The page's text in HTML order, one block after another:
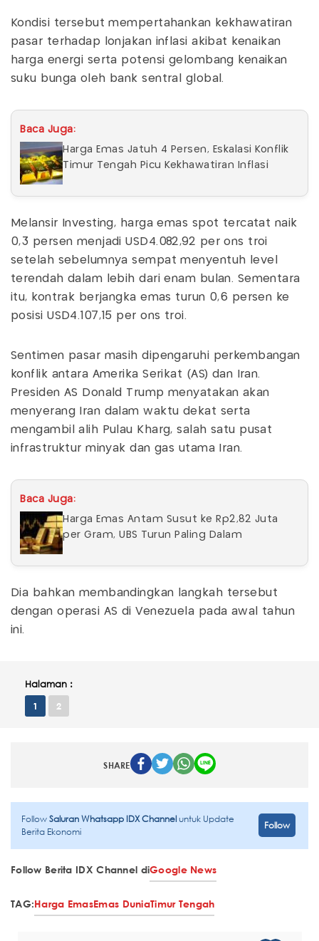
Kondisi tersebut mempertahankan kekhawatiran
pasar terhadap lonjakan inflasi akibat kenaikan
harga energi serta potensi gelombang kenaikan
suku bunga oleh bank sentral global.
Baca Juga:
Harga Emas Jatuh 4 Persen, Eskalasi Konflik
Timur Tengah Picu Kekhawatiran Inflasi
Melansir Investing, harga emas spot tercatat naik
0,3 persen menjadi USD4.082,92 per ons troi
setelah sebelumnya sempat menyentuh level
terendah dalam lebih dari enam bulan. Sementara
itu, kontrak berjangka emas turun 0,6 persen ke
posisi USD4.107,15 per ons troi.
Sentimen pasar masih dipengaruhi perkembangan
konflik antara Amerika Serikat (AS) dan Iran.
Presiden AS Donald Trump menyatakan akan
menyerang Iran dalam waktu dekat serta
mengambil alih Pulau Kharg, salah satu pusat
infrastruktur minyak dan gas utama Iran.
Baca Juga:
Harga Emas Antam Susut ke Rp2,82 Juta
per Gram, UBS Turun Paling Dalam
Dia bahkan membandingkan langkah tersebut
dengan operasi AS di Venezuela pada awal tahun
ini.
Halaman :
1 2
SHARE
FollowSaluran Whatsapp IDX Channeluntuk Update
Berita Ekonomi
Follow
Follow Berita IDX Channel diGoogle News
TAG:Harga EmasEmas DuniaTimur Tengah